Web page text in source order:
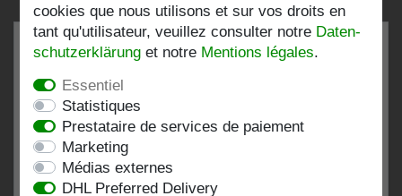
de 200 Évaluations
chez:shopvote.de, Amazon
Voir le profil d'évaluation sur SHOPVOTE.DE
cookies que nous utilisons et sur vos droits en
tant qu'utilisateur, veuillez consulter notre Daten­
schutz­erklärung et notre Mentions légales.
Essentiel
Statistiques
Prestataire de services de paiement
Marketing
Médias externes
DHL Preferred Delivery